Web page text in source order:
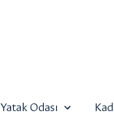
Yatak Odası